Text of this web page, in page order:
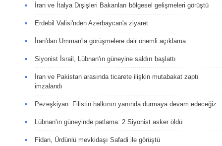
İran ve İtalya Dışişleri Bakanları bölgesel gelişmeleri görüştü
Erdebil Valisi'nden Azerbaycan'a ziyaret
İran'dan Umman'la görüşmelere dair önemli açıklama
Siyonist İsrail, Lübnan'ın güneyine saldırı başlattı
İran ve Pakistan arasında ticarete ilişkin mutabakat zaptı
imzalandı
Pezeşkiyan: Filistin halkının yanında durmaya devam edeceğiz
Lübnan'ın güneyinde patlama: 2 Siyonist asker öldü
Fidan, Ürdünlü mevkidaşı Safadi ile görüştü